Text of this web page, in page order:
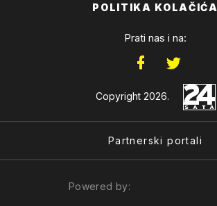
POLITIKA KOLAČIĆA
Prati nas i na:
Copyright 2026.
Partnerski portali
Powered by: